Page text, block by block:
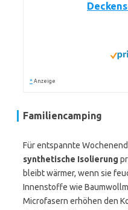
* Anzeige
Familiencamping
Für entspannte
synthetische Isolierung
bleibt wärmer, wenn sie
Innenstoffe wie
Microfasern erhöhen den